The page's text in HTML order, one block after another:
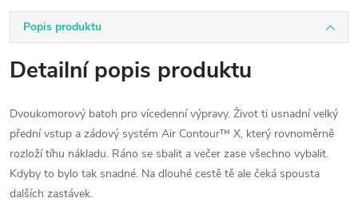
Popis produktu
Detailní popis produktu
Dvoukomorový batoh pro vícedenní výpravy. Život ti usnadní velký
přední vstup a zádový systém Air Contour™ X, který rovnoměrně
rozloží tíhu nákladu. Ráno se sbalit a večer zase všechno vybalit.
Kdyby to bylo tak snadné. Na dlouhé cestě tě ale čeká spousta
dalších zastávek.